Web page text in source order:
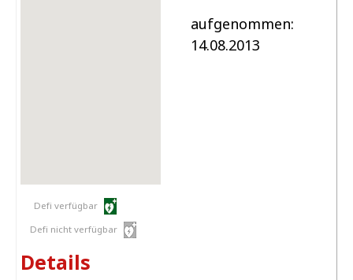
Defi verfügbar
Defi nicht verfügbar
aufgenommen:
14.08.2013
Details